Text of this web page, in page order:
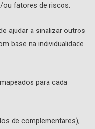
fatores de riscos.
ajudar a sinalizar outros
base na individualidade
para cada
de complementares),